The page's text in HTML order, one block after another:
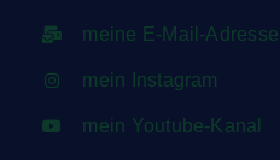
meine E-Mail-Adresse
mein Instagram
mein Youtube-Kanal